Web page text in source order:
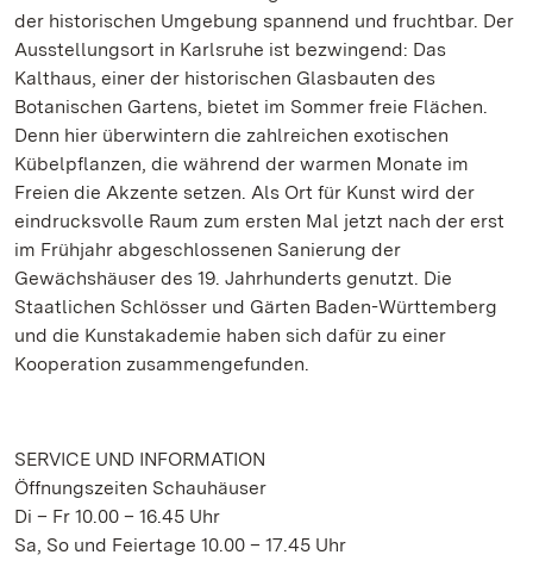
der historischen Umgebung spannend und fruchtbar. Der
Ausstellungsort in Karlsruhe ist bezwingend: Das
Kalthaus, einer der historischen Glasbauten des
Botanischen Gartens, bietet im Sommer freie Flächen.
Denn hier überwintern die zahlreichen exotischen
Kübelpflanzen, die während der warmen Monate im
Freien die Akzente setzen. Als Ort für Kunst wird der
eindrucksvolle Raum zum ersten Mal jetzt nach der erst
im Frühjahr abgeschlossenen Sanierung der
Gewächshäuser des 19. Jahrhunderts genutzt. Die
Staatlichen Schlösser und Gärten Baden-Württemberg
und die Kunstakademie haben sich dafür zu einer
Kooperation zusammengefunden.
SERVICE UND INFORMATION
Öffnungszeiten Schauhäuser
Di – Fr 10.00 – 16.45 Uhr
Sa, So und Feiertage 10.00 – 17.45 Uhr